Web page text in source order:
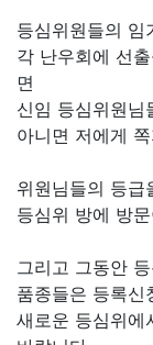
등심위원들의
각 난우회에 선
면
신임 등심위원님
아니면 저에게
위원님들의 등급
등심위 방에 방
그리고 그동안
품종들은 등록신
새로운 등심위에